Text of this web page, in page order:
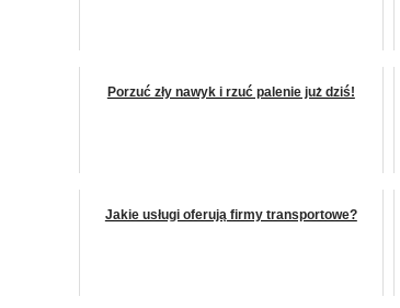
Porzuć zły nawyk i rzuć palenie już dziś!
Jakie usługi oferują firmy transportowe?